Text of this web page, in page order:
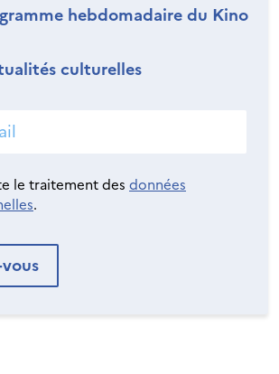
hebdomadaire du Kino
culturelles
le traitement des données
.